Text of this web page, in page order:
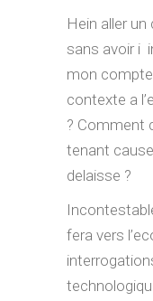
Hein aller
sans avoir i
mon compte
contexte a
? Comment
tenant
delaisse ?
fera vers